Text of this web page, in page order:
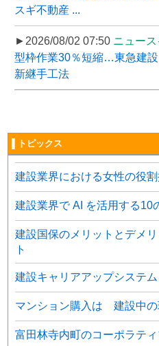
スギ不動産 ...
►2026/08/02 07:50 ニュー
型枠作業30％短縮…東急建
新継手工法
▌トピックス
建設業界における女性の役
建設業界で AI を活用する10
建設国保のメリットとデメ
ト
建設キャリアアップシステ
マンション購入は 建設中の
富田林寺内町のコーポラテ